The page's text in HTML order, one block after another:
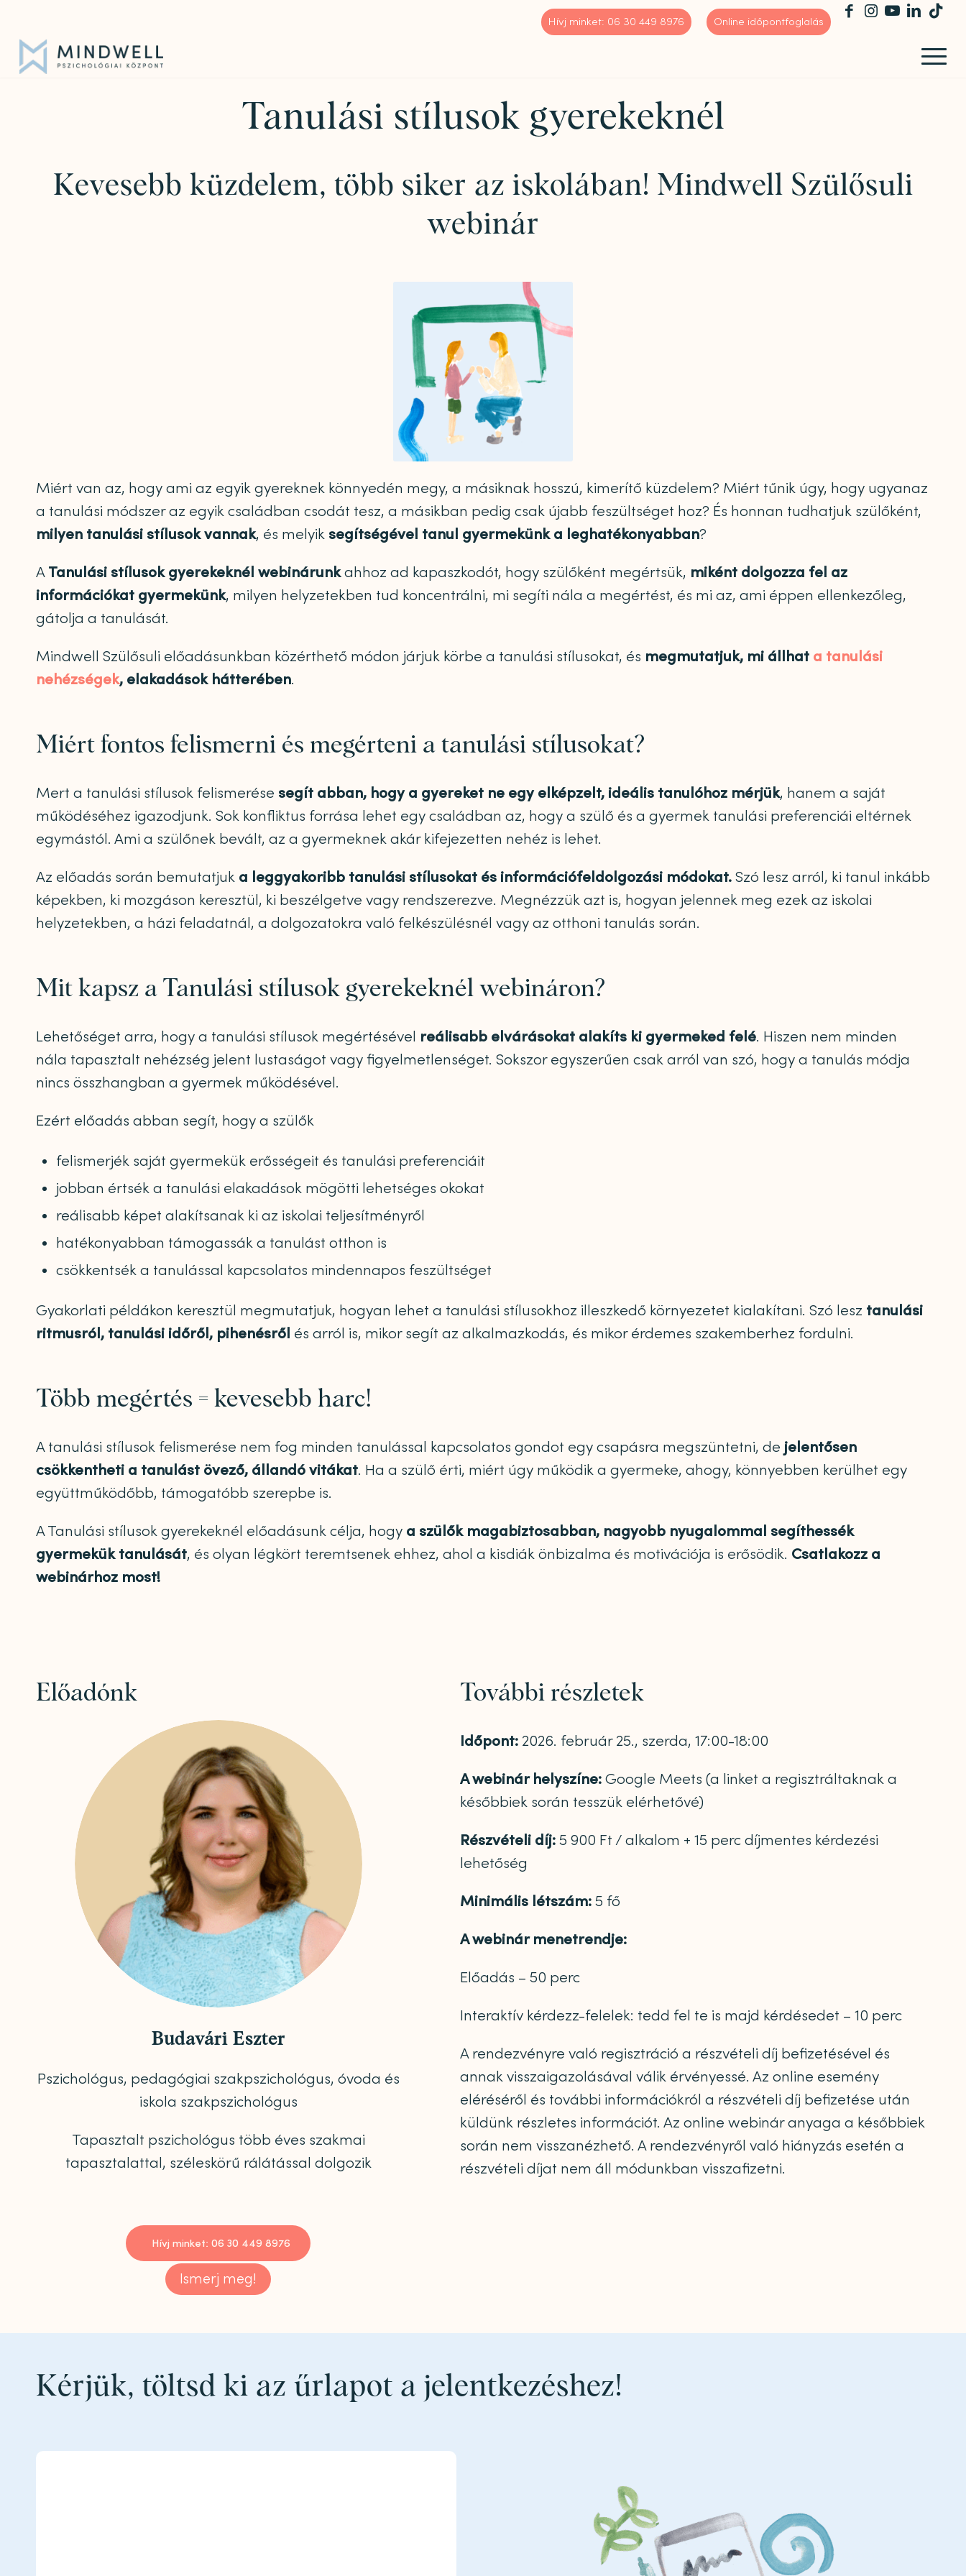
Hívj minket: 06 30 449 8976 Online időpontfoglalás
Tanulási stílusok gyerekeknél
Kevesebb küzdelem, több siker az iskolában! Mindwell Szülősuli
webinár
Miért van az, hogy ami az egyik gyereknek könnyedén megy, a másiknak hosszú, kimerítő küzdelem? Miért tűnik úgy, hogy ugyanaz
a tanulási módszer az egyik családban csodát tesz, a másikban pedig csak újabb feszültséget hoz? És honnan tudhatjuk szülőként,
milyen tanulási stílusok vannak, és melyik segítségével tanul gyermekünk a leghatékonyabban?
A Tanulási stílusok gyerekeknél webinárunkahhoz ad kapaszkodót, hogy szülőként megértsük, miként dolgozza fel az
információkat gyermekünk, milyen helyzetekben tud koncentrálni, mi segíti nála a megértést, és mi az, ami éppen ellenkezőleg,
gátolja a tanulását.
Mindwell Szülősuli előadásunkban közérthető módon járjuk körbe a tanulási stílusokat, és megmutatjuk, mi állhat a tanulási
nehézségek, elakadások hátterében.
Miért fontos felismerni és megérteni a tanulási stílusokat?
Mert a tanulási stílusok felismerése segít abban, hogy a gyereket ne egy elképzelt, ideális tanulóhoz mérjük, hanem a saját
működéséhez igazodjunk. Sok konfliktus forrása lehet egy családban az, hogy a szülő és a gyermek tanulási preferenciái eltérnek
egymástól. Ami a szülőnek bevált, az a gyermeknek akár kifejezetten nehéz is lehet.
Az előadás során bemutatjuk a leggyakoribb tanulási stílusokat és információfeldolgozási módokat. Szó lesz arról, ki tanul inkább
képekben, ki mozgáson keresztül, ki beszélgetve vagy rendszerezve. Megnézzük azt is, hogyan jelennek meg ezek az iskolai
helyzetekben, a házi feladatnál, a dolgozatokra való felkészülésnél vagy az otthoni tanulás során.
Mit kapsz a Tanulási stílusok gyerekeknél webináron?
Lehetőséget arra, hogy a tanulási stílusok megértésével reálisabb elvárásokat alakíts ki gyermeked felé. Hiszen nem minden
nála tapasztalt nehézség jelent lustaságot vagy figyelmetlenséget. Sokszor egyszerűen csak arról van szó, hogy a tanulás módja
nincs összhangban a gyermek működésével.
Ezért előadás abban segít, hogy a szülők
felismerjék saját gyermekük erősségeit és tanulási preferenciáit
jobban értsék a tanulási elakadások mögötti lehetséges okokat
reálisabb képet alakítsanak ki az iskolai teljesítményről
hatékonyabban támogassák a tanulást otthon is
csökkentsék a tanulással kapcsolatos mindennapos feszültséget
Gyakorlati példákon keresztül megmutatjuk, hogyan lehet a tanulási stílusokhoz illeszkedő környezetet kialakítani. Szó lesz tanulási
ritmusról, tanulási időről, pihenésről és arról is, mikor segít az alkalmazkodás, és mikor érdemes szakemberhez fordulni.
Több megértés = kevesebb harc!
A tanulási stílusok felismerése nem fog minden tanulással kapcsolatos gondot egy csapásra megszüntetni, de jelentősen
csökkentheti a tanulást övező, állandó vitákat. Ha a szülő érti, miért úgy működik a gyermeke, ahogy, könnyebben kerülhet egy
együttműködőbb, támogatóbb szerepbe is.
A Tanulási stílusok gyerekeknél előadásunk célja, hogy a szülők magabiztosabban, nagyobb nyugalommal segíthessék
gyermekük tanulását, és olyan légkört teremtsenek ehhez, ahol a kisdiák önbizalma és motivációja is erősödik. Csatlakozz a
webinárhoz most!
Előadónk
Budavári Eszter
Pszichológus, pedagógiai szakpszichológus, óvoda és
iskola szakpszichológus
Tapasztalt pszichológus több éves szakmai
tapasztalattal, széleskörű rálátással dolgozik
Hívj minket: 06 30 449 8976
Ismerj meg!
További részletek
Időpont: 2026. február 25., szerda, 17:00-18:00
A webinár helyszíne: Google Meets (a linket a regisztráltaknak a
későbbiek során tesszük elérhetővé)
Részvételi díj: 5 900 Ft / alkalom + 15 perc díjmentes kérdezési
lehetőség
Minimális létszám: 5 fő
A webinár menetrendje:
Előadás – 50 perc
Interaktív kérdezz-felelek: tedd fel te is majd kérdésedet – 10 perc
A rendezvényre való regisztráció a részvételi díj befizetésével és
annak visszaigazolásával válik érvényessé. Az online esemény
eléréséről és további információkról a részvételi díj befizetése után
küldünk részletes információt. Az online webinár anyaga a későbbiek
során nem visszanézhető. A rendezvényről való hiányzás esetén a
részvételi díjat nem áll módunkban visszafizetni.
Kérjük, töltsd ki az űrlapot a jelentkezéshez!